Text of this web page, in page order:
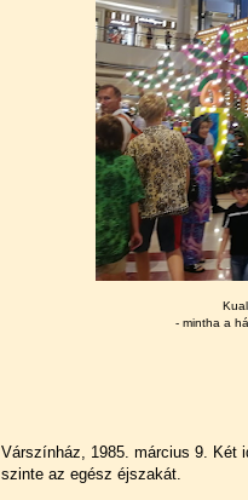
- mintha a
Várszínház, 1985. március 9. Két
szinte az egész éjszakát.